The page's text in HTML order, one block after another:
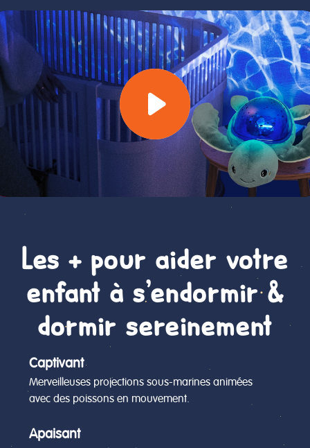
Les + pour aider votre
enfant à s’endormir &
dormir sereinement
Captivant
Merveilleuses projections sous-marines animées
avec des poissons en mouvement.
Apaisant